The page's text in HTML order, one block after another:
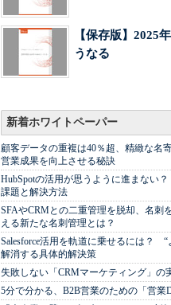
【保存版】2025
うなる
新着ホワイトペーパー
顧客データの重複は40％超、精緻な名
営業成果を向上させる秘訣
HubSpotの活用が思うように進まない
課題と解決方法
SFAやCRMとの二重管理を脱却、名刺
える新たな名刺管理とは？
Salesforce活用を軌道に乗せるには？ “
解消する具体的解決策
失敗しない「CRMマーケティング」の
5分で分かる、B2B営業のための「営業